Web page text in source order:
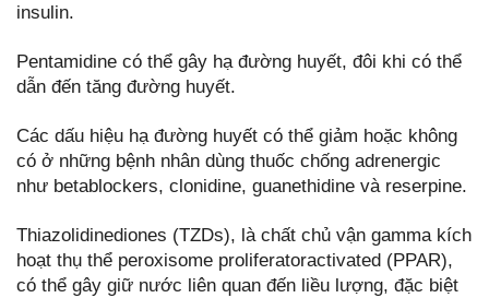
insulin.
Pentamidine có thể gây hạ đường huyết, đôi khi có thể
dẫn đến tăng đường huyết.
Các dấu hiệu hạ đường huyết có thể giảm hoặc không
có ở những bệnh nhân dùng thuốc chống adrenergic
như betablockers, clonidine, guanethidine và reserpine.
Thiazolidinediones (TZDs), là chất chủ vận gamma kích
hoạt thụ thể peroxisome proliferatoractivated (PPAR),
có thể gây giữ nước liên quan đến liều lượng, đặc biệt